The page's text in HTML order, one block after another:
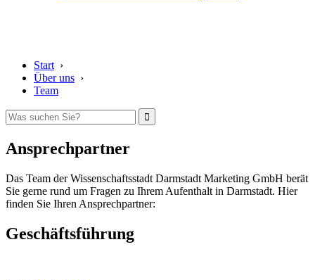
Start ›
Über uns ›
Team
Ansprechpartner
Das Team der Wissenschaftsstadt Darmstadt Marketing GmbH berät
Sie gerne rund um Fragen zu Ihrem Aufenthalt in Darmstadt. Hier
finden Sie Ihren Ansprechpartner:
Geschäftsführung